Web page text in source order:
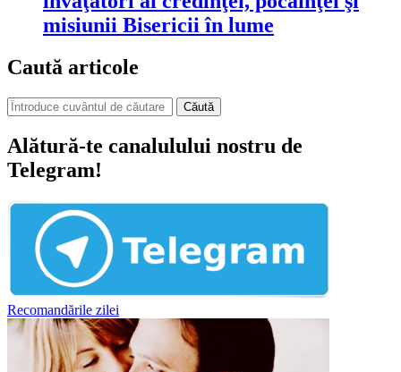
misiunii Bisericii în lume
Caută articole
Căută
Alătură-te canalulului nostru de
Telegram!
Recomandările zilei